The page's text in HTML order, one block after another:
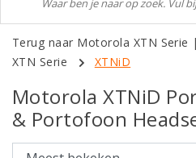
Terug naar Motorola XTN Serie |
XTN Serie
XTNiD
Motorola XTNiD
& Portofoon